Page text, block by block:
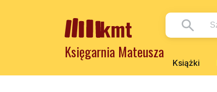
Księgarnia Mateusza
Książki